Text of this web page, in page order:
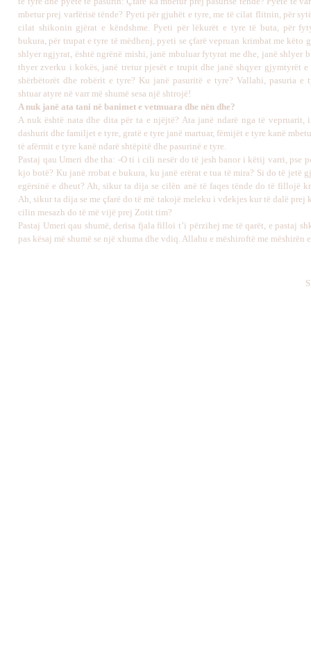
mbetur prej varfërisë tënde? Pyeti për gjuhët e tyre, me të cilat flitnin, për
cilat shikonin gjërat e këndshme. Pyeti për lëkurët e tyre të buta, për
bukura, për trupat e tyre të mëdhenj, pyeti se çfarë vepruan krimbat me këto
shlyer ngjyrat, është ngrënë mishi, janë mbuluar fytyrat me dhe, janë shlyer
thyer zverku i kokës, janë tretur pjesët e trupit dhe janë shqyer gjymtyrët
shërbëtorët dhe robërit e tyre? Ku janë pasuritë e tyre? Vallahi, pasuria e
shtuar atyre në varr më shumë sesa një shtrojë!
A nuk janë ata tani në banimet e vetmuara dhe nën dhe?
A nuk është nata dhe dita për ta e njëjtë? Ata janë ndarë nga të vepruarit,
dashurit dhe familjet e tyre, gratë e tyre janë martuar, fëmijët e tyre kanë
të afërmit e tyre kanë ndarë shtëpitë dhe pasurinë e tyre.
Pastaj qau Umeri dhe tha: -O ti i cili nesër do të jesh banor i këtij varri, pse
kjo botë? Ku janë rrobat e bukura, ku janë erërat e tua të mira? Si do të jetë
egërsinë e dheut? Ah, sikur ta dija se cilën anë të faqes tënde do të fillojë
Ah, sikur ta dija se me çfarë do të më takojë meleku i vdekjes kur të dalë prej
cilin mesazh do të më vijë prej Zotit tim?
Pastaj Umeri qau shumë, derisa fjala filloi t’i përzihej me të qarët, e pastaj
pas kësaj më shumë se një xhuma dhe vdiq. Allahu e mëshiroftë me mëshirën